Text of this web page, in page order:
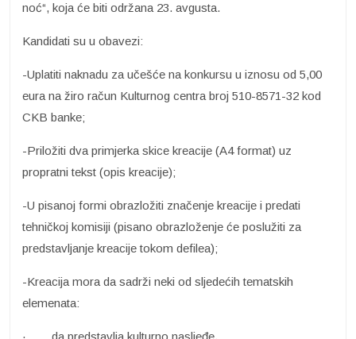
noć“, koja će biti održana 23. avgusta.
Kandidati su u obavezi:
-Uplatiti naknadu za učešće na konkursu u iznosu od 5,00
eura na žiro račun Kulturnog centra broj 510-8571-32 kod
CKB banke;
-Priložiti dva primjerka skice kreacije (A4 format) uz
propratni tekst (opis kreacije);
-U pisanoj formi obrazložiti značenje kreacije i predati
tehničkoj komisiji (pisano obrazloženje će poslužiti za
predstavljanje kreacije tokom defilea);
-Kreacija mora da sadrži neki od sljedećih tematskih
elemenata: